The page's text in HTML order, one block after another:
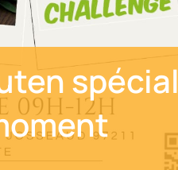
spécial